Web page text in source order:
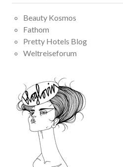
Beauty Kosmos
Fathom
Pretty Hotels Blog
Weltreiseforum